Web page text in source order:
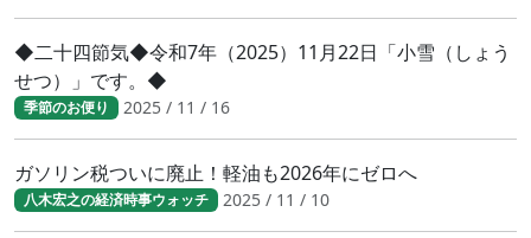
◆二十四節気◆令和7年（2025）11月22日「小雪（しょう
せつ）」です。◆
季節のお便り 2025 / 11 / 16
ガソリン税ついに廃止！軽油も2026年にゼロへ
八木宏之の経済時事ウォッチ 2025 / 11 / 10